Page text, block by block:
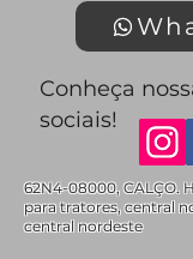
Conheça
sociais!
62N4-08000, CALÇO.
para tratores, central
central nordeste